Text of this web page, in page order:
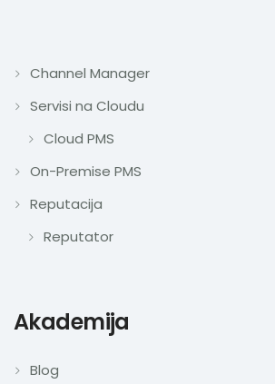
Channel Manager
Servisi na Cloudu
Cloud PMS
On-Premise PMS
Reputacija
Reputator
Akademija
Blog